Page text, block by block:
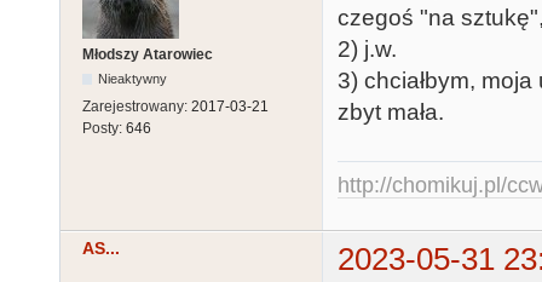
Młodszy Atarowiec
Nieaktywny
Zarejestrowany: 2017-03-21
Posty: 646
czegoś "na
2) j.w.
3) chciałbym,
zbyt mała.
http://chomikuj.pl/
AS...
2023-05-31